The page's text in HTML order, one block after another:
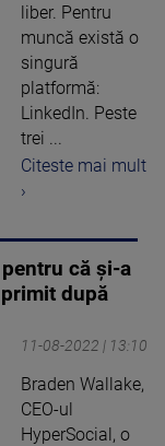
liber. Pentru
muncă există o
singură
platformă:
LinkedIn. Peste
trei ...
Citeste mai mult
›
că și-a
după
11-08-2022 | 13:10
Braden Wallake,
CEO-ul
HyperSocial, o